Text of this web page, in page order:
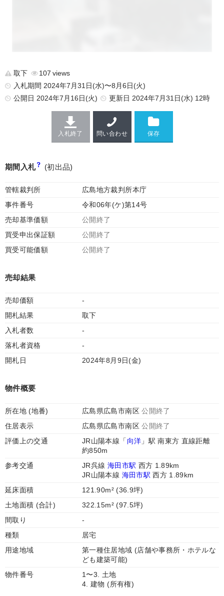
取下
107
入札期間 2024年7月31日(水)〜8月6日(火)
公開日 2024年7月16日(火) 更新日 2024年7月31日(水) 12時
入札終了 問い合わせ
期間入札 (初出品)
管轄裁判所
広島地方裁判所本庁
事件番号
令和06年(ケ)第14号
売却基準価額
公開終了
買受申出保証額
公開終了
買受可能価額
公開終了
売却結果
売却価額
-
開札結果
取下
入札者数
-
落札者資格
-
開札日
2024年8月9日(金)
物件概要
所在地 (地番) 広島県広島市南区公開終了
住居表示
広島県広島市南区公開終了
評価上の交通
JR山陽本線「 向洋 」駅 南東方 直線距離
約850m
参考交通
JR呉線 海田市駅 西方 1.89km
JR山陽本線 海田市駅 西方 1.89km
延床面積
121.90m² (36.9坪)
土地面積 (合計)
322.15m² (97.5坪)
間取り
-
種類
居宅
用途地域
第一種住居地域 (店舗や事務所・ホテルな
ども建築可能)
物件番号
1〜3. 土地
4. 建物 (所有権)